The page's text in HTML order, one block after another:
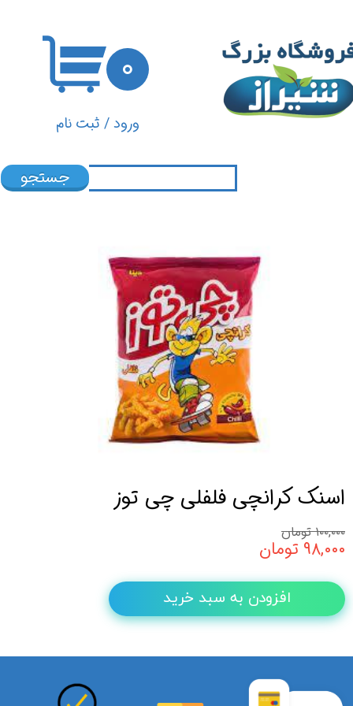
ورود/ ثبت نام
تغییر گذر واژه
سفارشات
۰
جستجو
اسنک کرانچی فلفلی چی توز
۱۰۰,۰۰۰ تومان
۹۸,۰۰۰ تومان
افزودن به سبد خرید